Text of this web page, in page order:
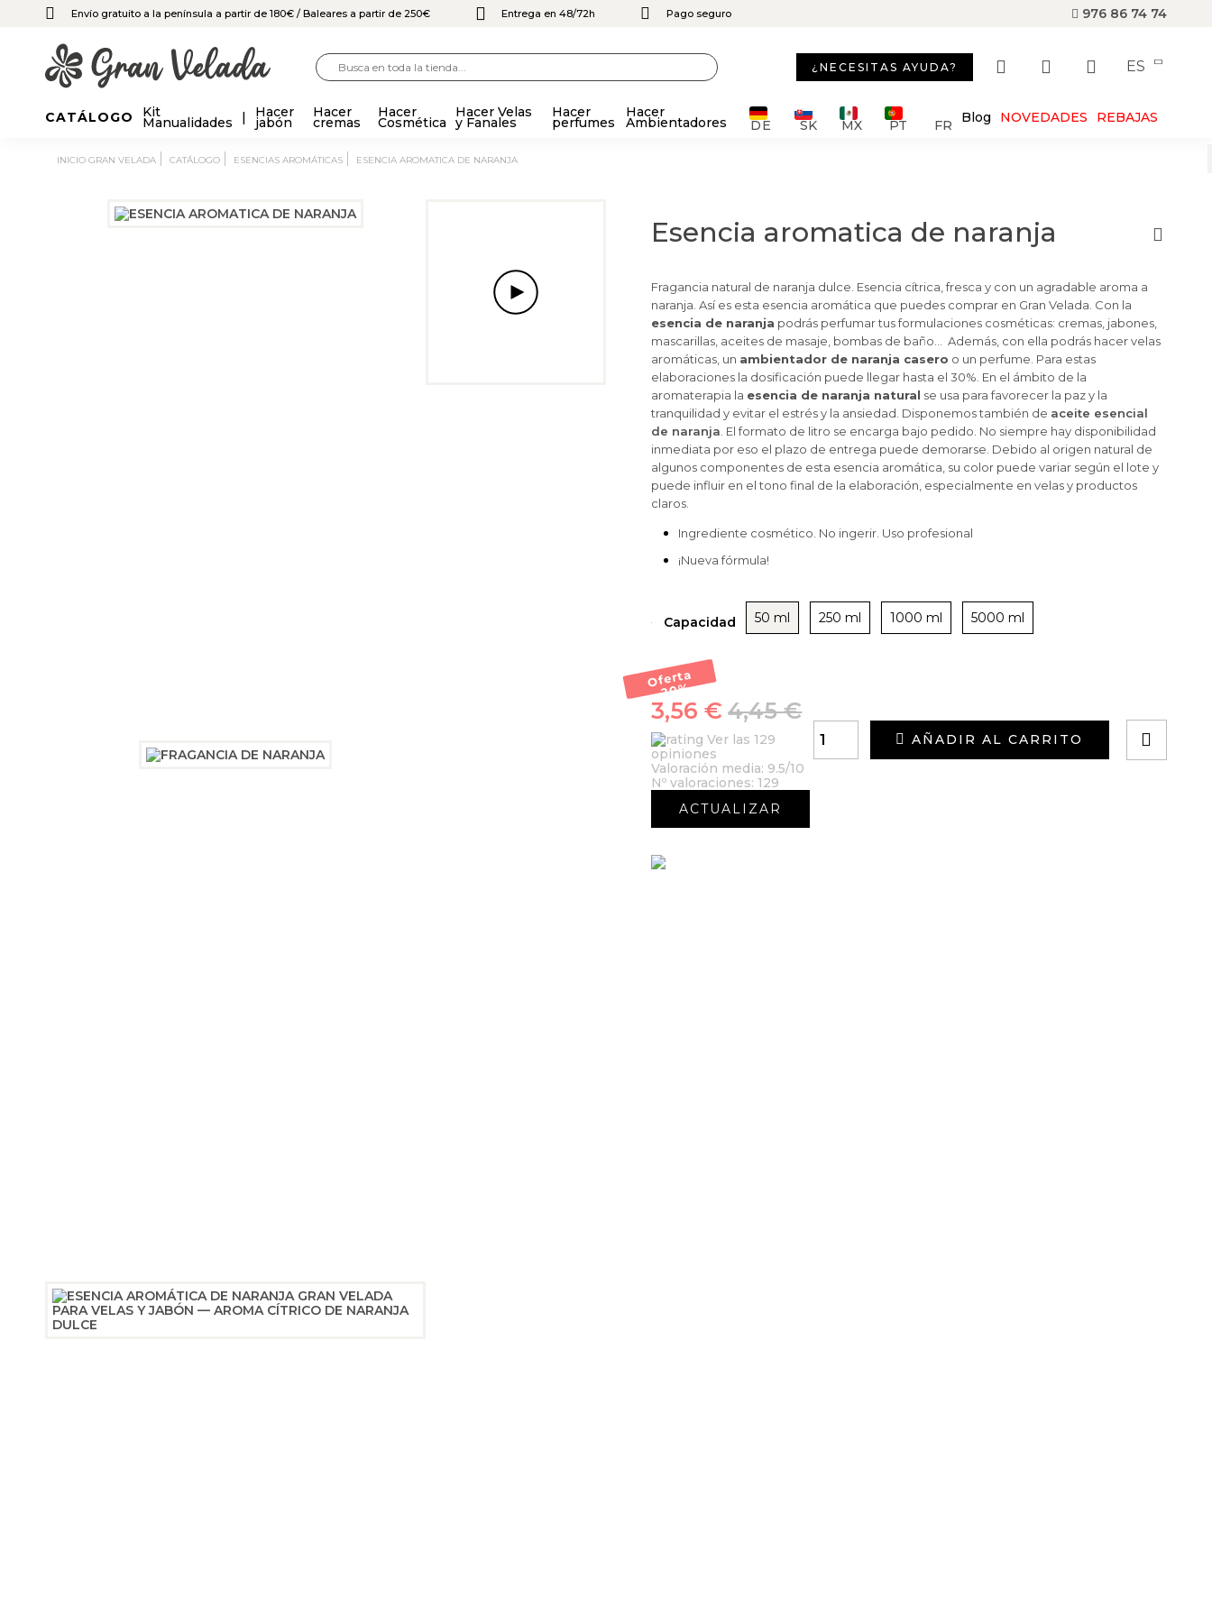
Envío gratuito a la península a partir de 180€ / Baleares a partir de 250€ Entrega en 48/72h Pago seguro 976 86 74 74
¿NECESITAS AYUDA? ES
CATÁLOGO Kit
Manualidades
Hacer
jabón
Hacer
cremas
Hacer
Cosmética
Hacer Velas
y Fanales
Hacer
perfumes
Hacer
Ambientadores DE SK MX PT FR Blog NOVEDADES REBAJAS
INICIO GRAN VELADA CATÁLOGO ESENCIAS AROMÁTICAS ESENCIA AROMATICA DE NARANJA
Esencia aromatica de naranja
Fragancia natural de naranja dulce. Esencia cítrica, fresca y con un agradable aroma a
naranja. Así es esta esencia aromática que puedes comprar en Gran Velada. Con la
esencia de naranja podrás perfumar tus formulaciones cosméticas: cremas, jabones,
mascarillas, aceites de masaje, bombas de baño... Además, con ella podrás hacer velas
aromáticas, un ambientador de naranja casero o un perfume. Para estas
elaboraciones la dosificación puede llegar hasta el 30%. En el ámbito de la
aromaterapia la esencia de naranja natural se usa para favorecer la paz y la
tranquilidad y evitar el estrés y la ansiedad. Disponemos también de aceite esencial
de naranja . El formato de litro se encarga bajo pedido. No siempre hay disponibilidad
inmediata por eso el plazo de entrega puede demorarse. Debido al origen natural de
algunos componentes de esta esencia aromática, su color puede variar según el lote y
puede influir en el tono final de la elaboración, especialmente en velas y productos
claros.
Ingrediente cosmético. No ingerir. Uso profesional
¡Nueva fórmula!
Capacidad 50 ml 250 ml 1000 ml 5000 ml
Oferta
-20
%
4,45 €
3,56 €
Ver las 129
opiniones
Valoración media: 9.5/10
Nº valoraciones: 129
AÑADIR AL CARRITO